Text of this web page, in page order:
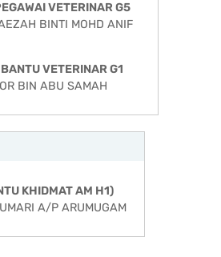
VETERINAR G5
BINTI MOHD ANIF
VETERINAR G1
BIN ABU SAMAH
KHIDMAT AM H1)
A/P ARUMUGAM